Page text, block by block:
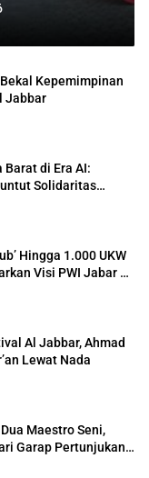
Bekal Kepemimpinan
Jabbar
Barat di Era AI:
Solidaritas
Hingga 1.000 UKW
Visi PWI Jabar di
Al Jabbar, Ahmad
Lewat Nada
Maestro Seni,
Garap Pertunjukan